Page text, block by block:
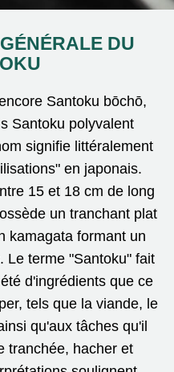
DU
Santoku bōchō,
Santoku polyvalent
signifie littéralement
en japonais.
15 et 18 cm de long
un tranchant plat
kamagata formant un
Le terme "Santoku" fait
d'ingrédients que ce
tels que la viande, le
qu'aux tâches qu'il
tranchée, hacher et